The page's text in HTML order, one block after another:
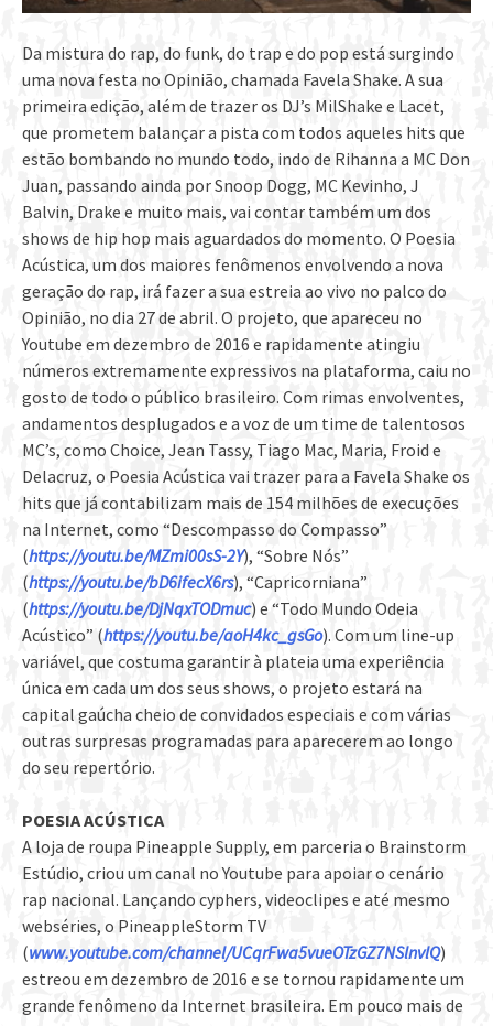
Da mistura do rap, do funk, do trap e do pop está surgindo
uma nova festa no Opinião, chamada Favela Shake. A sua
primeira edição, além de trazer os DJ’s MilShake e Lacet,
que prometem balançar a pista com todos aqueles hits que
estão bombando no mundo todo, indo de Rihanna a MC Don
Juan, passando ainda por Snoop Dogg, MC Kevinho, J
Balvin, Drake e muito mais, vai contar também um dos
shows de hip hop mais aguardados do momento. O Poesia
Acústica, um dos maiores fenômenos envolvendo a nova
geração do rap, irá fazer a sua estreia ao vivo no palco do
Opinião, no dia 27 de abril. O projeto, que apareceu no
Youtube em dezembro de 2016 e rapidamente atingiu
números extremamente expressivos na plataforma, caiu no
gosto de todo o público brasileiro. Com rimas envolventes,
andamentos desplugados e a voz de um time de talentosos
MC’s, como Choice, Jean Tassy, Tiago Mac, Maria, Froid e
Delacruz, o Poesia Acústica vai trazer para a Favela Shake os
hits que já contabilizam mais de 154 milhões de execuções
na Internet, como “Descompasso do Compasso”
(https://youtu.be/MZmi00sS-2Y), “Sobre Nós”
(https://youtu.be/bD6ifecX6rs), “Capricorniana”
(https://youtu.be/DjNqxTODmuc) e “Todo Mundo Odeia
Acústico” (https://youtu.be/aoH4kc_gsGo). Com um line-up
variável, que costuma garantir à plateia uma experiência
única em cada um dos seus shows, o projeto estará na
capital gaúcha cheio de convidados especiais e com várias
outras surpresas programadas para aparecerem ao longo
do seu repertório.
POESIA ACÚSTICA
A loja de roupa Pineapple Supply, em parceria o Brainstorm
Estúdio, criou um canal no Youtube para apoiar o cenário
rap nacional. Lançando cyphers, videoclipes e até mesmo
webséries, o PineappleStorm TV
(www.youtube.com/channel/UCqrFwa5vueOTzGZ7NSlnvlQ)
estreou em dezembro de 2016 e se tornou rapidamente um
grande fenômeno da Internet brasileira. Em pouco mais de